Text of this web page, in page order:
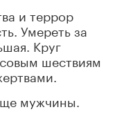
и террор
Умереть за
Круг
шествиям
мужчины.